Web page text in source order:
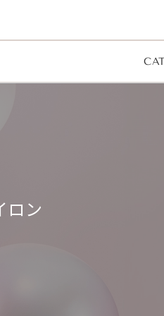
ロン